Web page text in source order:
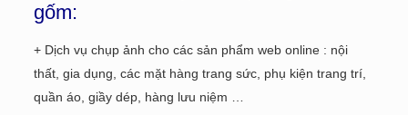
gốm:
+ Dịch vụ chụp ảnh cho các sản phẩm web online : nội
thất, gia dụng, các mặt hàng trang sức, phụ kiện trang trí,
quần áo, giầy dép, hàng lưu niệm …